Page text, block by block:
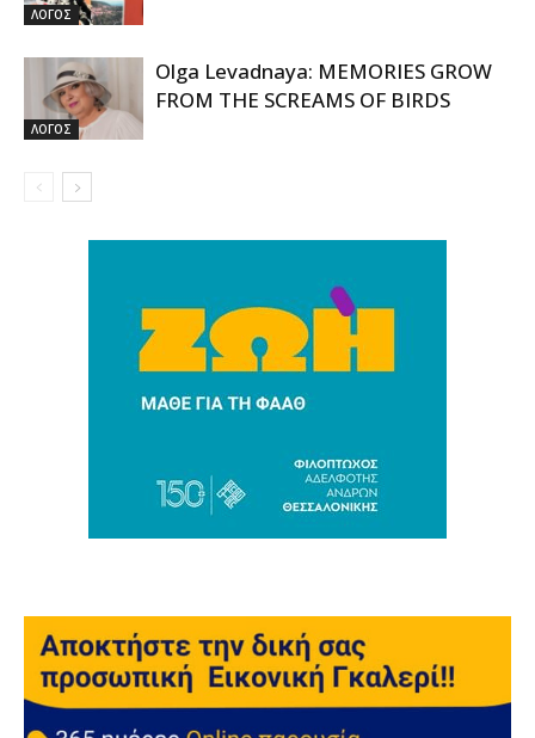
ΛΟΓΟΣ
ΛΟΓΟΣ
Olga Levadnaya: MEMORIES GROW
FROM THE SCREAMS OF BIRDS